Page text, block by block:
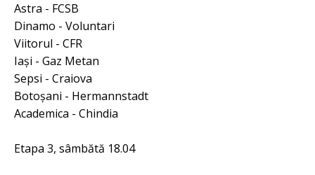
Astra - FCSB
Dinamo - Voluntari
Viitorul - CFR
Iaşi - Gaz Metan
Sepsi - Craiova
Botoşani - Hermannstadt
Academica - Chindia
Etapa 3, sâmbătă 18.04